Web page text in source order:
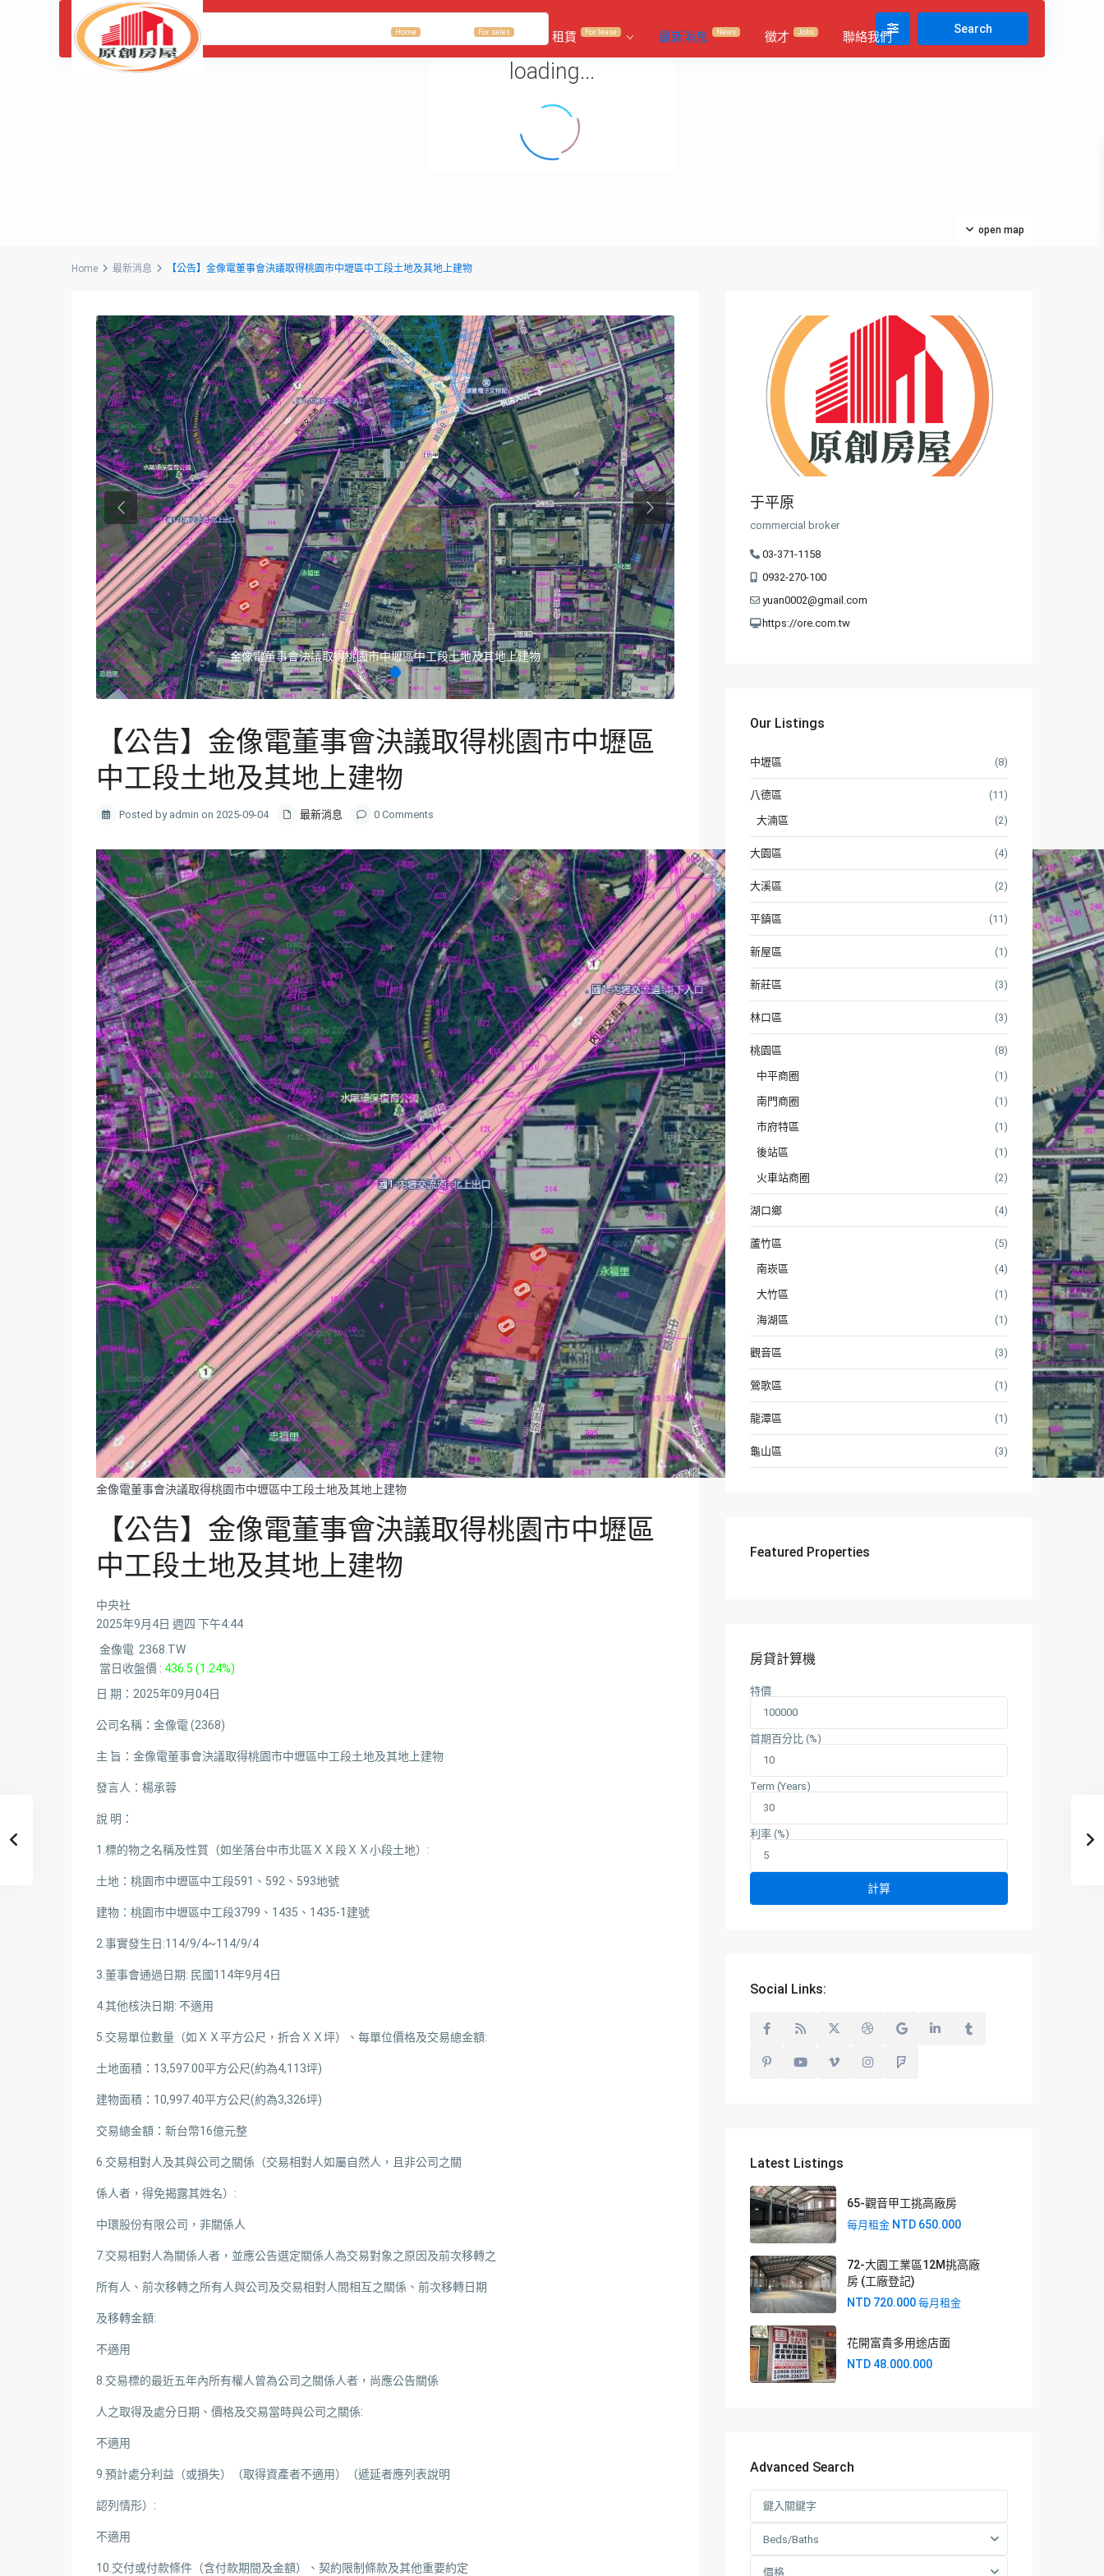
Home For sales 租賃 For lease 最新消息 News 徵才 Jobs 聯絡我們
loading...
open map
View My Location Fullscreen Prev Next
Home 最新消息 【公告】金像電董事會決議取得桃園市中壢區中工段土地及其地上建物
金像電董事會決議取得桃園市中壢區中工段土地及其地上建物
Previous Next
【公告】金像電董事會決議取得桃園市中壢區
中工段土地及其地上建物
Posted by admin on 2025-09-04 最新消息 0 Comments
金像電董事會決議取得桃園市中壢區中工段土地及其地上建物
【公告】金像電董事會決議取得桃園市中壢區
中工段土地及其地上建物
中央社
2025年9月4日 週四 下午4:44
金像電 2368.TW
當日收盤價 : 436.5 (1.24%)
日 期：2025年09月04日
公司名稱：金像電 (2368)
主 旨：金像電董事會決議取得桃園市中壢區中工段土地及其地上建物
發言人：楊承蓉
說 明：
1.標的物之名稱及性質（如坐落台中市北區ＸＸ段ＸＸ小段土地）:
土地：桃園市中壢區中工段591、592、593地號
建物：桃園市中壢區中工段3799、1435、1435-1建號
2.事實發生日:114/9/4~114/9/4
3.董事會通過日期: 民國114年9月4日
4.其他核決日期: 不適用
5.交易單位數量（如ＸＸ平方公尺，折合ＸＸ坪）、每單位價格及交易總金額:
土地面積：13,597.00平方公尺(約為4,113坪)
建物面積：10,997.40平方公尺(約為3,326坪)
交易總金額：新台幣16億元整
6.交易相對人及其與公司之關係（交易相對人如屬自然人，且非公司之關
係人者，得免揭露其姓名）:
中環股份有限公司，非關係人
7.交易相對人為關係人者，並應公告選定關係人為交易對象之原因及前次移轉之
所有人、前次移轉之所有人與公司及交易相對人間相互之關係、前次移轉日期
及移轉金額:
不適用
8.交易標的最近五年內所有權人曾為公司之關係人者，尚應公告關係
人之取得及處分日期、價格及交易當時與公司之關係:
不適用
9.預計處分利益（或損失）（取得資產者不適用）（遞延者應列表說明
認列情形）:
不適用
10.交付或付款條件（含付款期間及金額）、契約限制條款及其他重要約定
于平原
commercial broker
03-371-1158
0932-270-100
yuan0002@gmail.com
https://ore.com.tw
Our Listings
中壢區 (8)
八德區 (11)
大湳區 (2)
大園區 (4)
大溪區 (2)
平鎮區 (11)
新屋區 (1)
新莊區 (3)
林口區 (3)
桃園區 (8)
中平商圈 (1)
南門商圈 (1)
市府特區 (1)
後站區 (1)
火車站商圈 (2)
湖口鄉 (4)
蘆竹區 (5)
南崁區 (4)
大竹區 (1)
海湖區 (1)
觀音區 (3)
鶯歌區 (1)
龍潭區 (1)
龜山區 (3)
Featured Properties
房貸計算機
特價
首期百分比 (%)
Term (Years)
利率 (%)
計算
Social Links:
Latest Listings
65-觀音甲工挑高廠房
每月租金 NTD 650.000
72-大園工業區12M挑高廠
房 (工廠登記)
NTD 720.000 每月租金
花開富貴多用途店面
NTD 48.000.000
Advanced Search
Beds/Baths
價格